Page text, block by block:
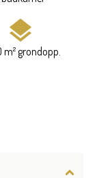
m² grondopp.